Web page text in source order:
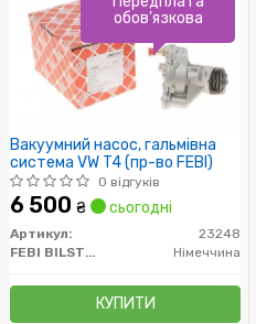
Вакуумний насос, гальмівна
система VW T4 (пр-во FEBI)
0 відгуків
6 500 ₴ сьогодні
Артикул:
23248
FEBI BILSTEIN
Німеччина
КУПИТИ
обов'язкова